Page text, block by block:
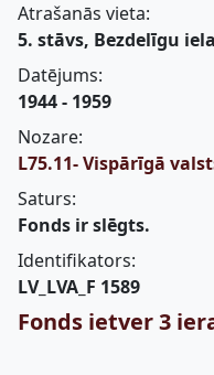
Atrašanās vieta:
5. stāvs, Bezdelīgu
Datējums:
1944 - 1959
Nozare:
L75.11- Vispārīgā
Saturs:
Fonds ir slēgts.
Identifikators:
LV_LVA_F 1589
Fonds ietver 3